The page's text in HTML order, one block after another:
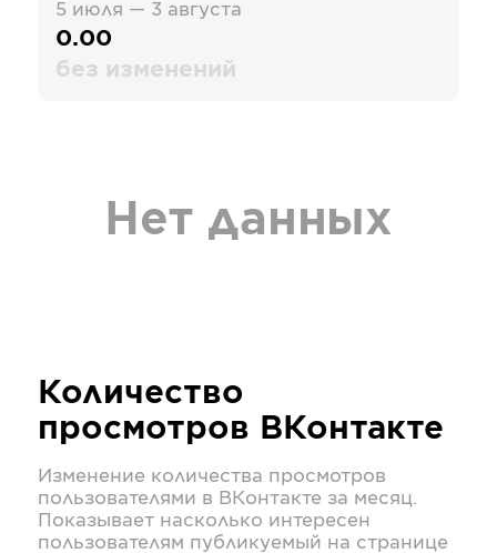
5 июля — 3 августа
0.00
без изменений
Нет данных
Количество
просмотров ВКонтакте
Изменение количества просмотров
пользователями в ВКонтакте за месяц.
Показывает насколько интересен
пользователям публикуемый на странице